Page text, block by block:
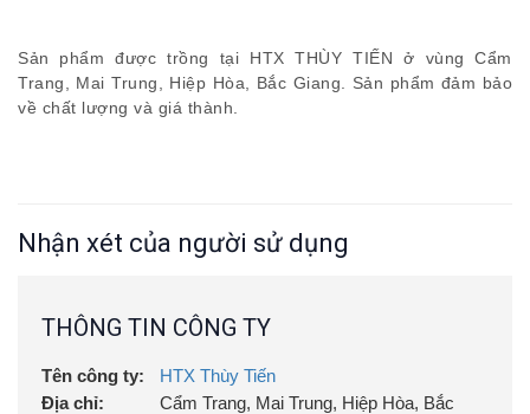
Sản phẩm được trồng tại HTX THÙY TIẾN ở vùng Cẩm
Trang, Mai Trung, Hiệp Hòa, Bắc Giang. Sản phẩm đảm bảo
về chất lượng và giá thành.
Nhận xét của người sử dụng
THÔNG TIN CÔNG TY
Tên công ty:
HTX Thùy Tiến
Địa chỉ:
Cẩm Trang, Mai Trung, Hiệp Hòa, Bắc